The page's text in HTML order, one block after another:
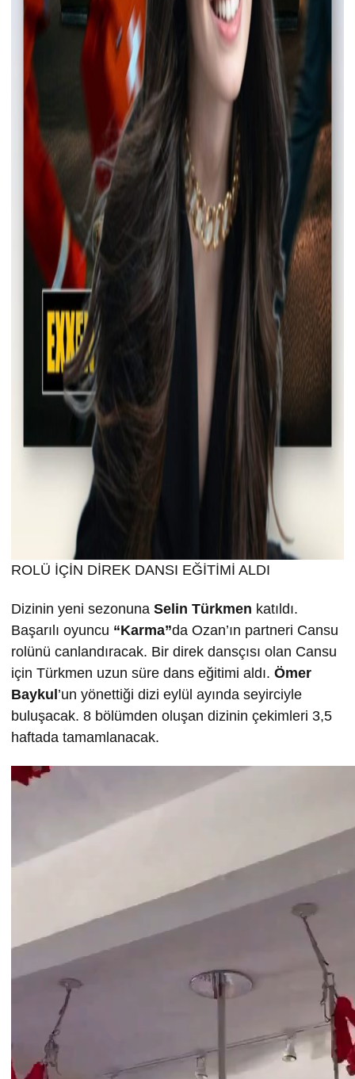
ROLÜ İÇİN DİREK DANSI EĞİTİMİ ALDI
Dizinin yeni sezonuna Selin Türkmen katıldı.
Başarılı oyuncu “Karma”da Ozan’ın partneri Cansu
rolünü canlandıracak. Bir direk dansçısı olan Cansu
için Türkmen uzun süre dans eğitimi aldı. Ömer
Baykul’un yönettiği dizi eylül ayında seyirciyle
buluşacak. 8 bölümden oluşan dizinin çekimleri 3,5
haftada tamamlanacak.